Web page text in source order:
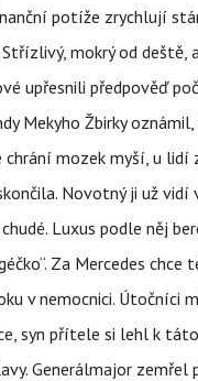
potíže zrychlují
mokrý od
upřesnili předpověď
Mekyho Žbirky
mozek myší, u lidí
Novotný ji už vidí
Luxus podle něj
Za Mercedes chce
v nemocnici. Útočníci
syn přítele si lehl k
Generálmajor